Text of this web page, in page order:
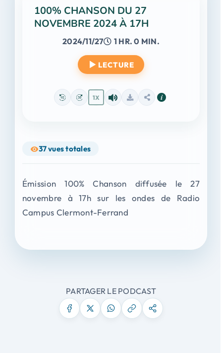
100% CHANSON DU 27
NOVEMBRE 2024 À 17H
2024/11/27 1 HR. 0 MIN.
LECTURE
1X
37vues totales
Émission 100% Chanson diffusée le 27
novembre à 17h sur les ondes de Radio
Campus Clermont-Ferrand
PARTAGER LE PODCAST